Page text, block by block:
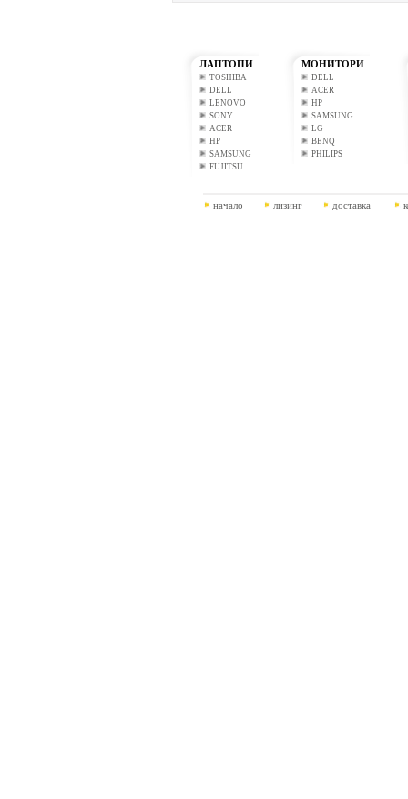
ЛАПТОПИ
TOSHIBA
DELL
LENOVO
SONY
ACER
HP
SAMSUNG
FUJITSU
МОНИТОРИ
DELL
ACER
HP
SAMSUNG
LG
BENQ
PHILIPS
начало лизинг доставка